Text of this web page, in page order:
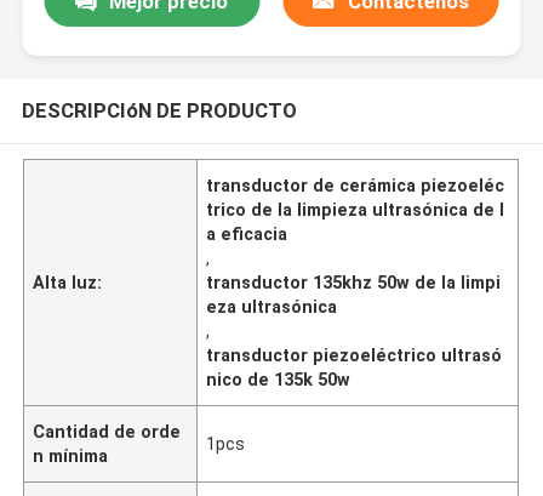
DESCRIPCIóN DE PRODUCTO
Alta luz:
transductor de cerámica piezoeléc
trico de la limpieza ultrasónica de l
a eficacia
,
transductor 135khz 50w de la limpi
eza ultrasónica
,
transductor piezoeléctrico ultrasó
nico de 135k 50w
Cantidad de orde
n mínima
1pcs